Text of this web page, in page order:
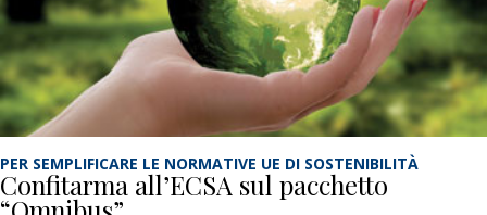
PER SEMPLIFICARE LE NORMATIVE UE DI SOSTENIBILITÀ
Confitarma all’ECSA sul pacchetto